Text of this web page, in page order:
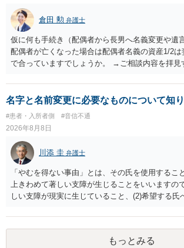
倉田 勲 弁護士
仮に何も手続き（配偶者から長男へ名義変更や遺
配偶者が亡くなった場合は配偶者名義の資産1/2
で合っていますでしょうか。 →ご相談内容を拝見
完全に所有する場合は、他の相続人に対して自宅
償金の支払いが必要になります。
名字と名前変更に必要なものについて知
#患者・入所者側 #音信不通
2026年8月8日
川添 圭 弁護士
「やむを得ない事由」とは、その氏を使用するこ
上きわめて著しい支障が生じることをいいますの
しい支障が現実に生じていること、(2)希望する氏
できるかどうかがポイントです。 記録中に現れた
象ですので、上記(1)と(2)を説明できる資料は全
に）提出することが必要になります。「フラッシ
もっとみる